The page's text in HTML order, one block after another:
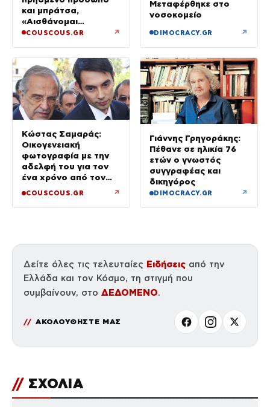
και μπράτσα,
«Αισθάνομαι
μπουχτισμένη»
COUSCOUS.GR ↗
Μεταφέρθηκε στο
νοσοκομείο
DIMOCRACY.GR ↗
Κώστας Σαμαράς:
Οικογενειακή
φωτογραφία με την
αδελφή του για τον
ένα χρόνο από τον
COUSCOUS.GR ↗
Γιάννης Γρηγοράκης:
Πέθανε σε ηλικία 76
ετών ο γνωστός
συγγραφέας και
δικηγόρος
DIMOCRACY.GR ↗
Δείτε όλες τις τελευταίες Ειδήσεις από την
Ελλάδα και τον Κόσμο, τη στιγμή που
συμβαίνουν, στο ΔΕΔΟΜΕΝΟ.
ΑΚΟΛΟΥΘΗΣΤΕ ΜΑΣ
// ΣΧΟΛΙΑ